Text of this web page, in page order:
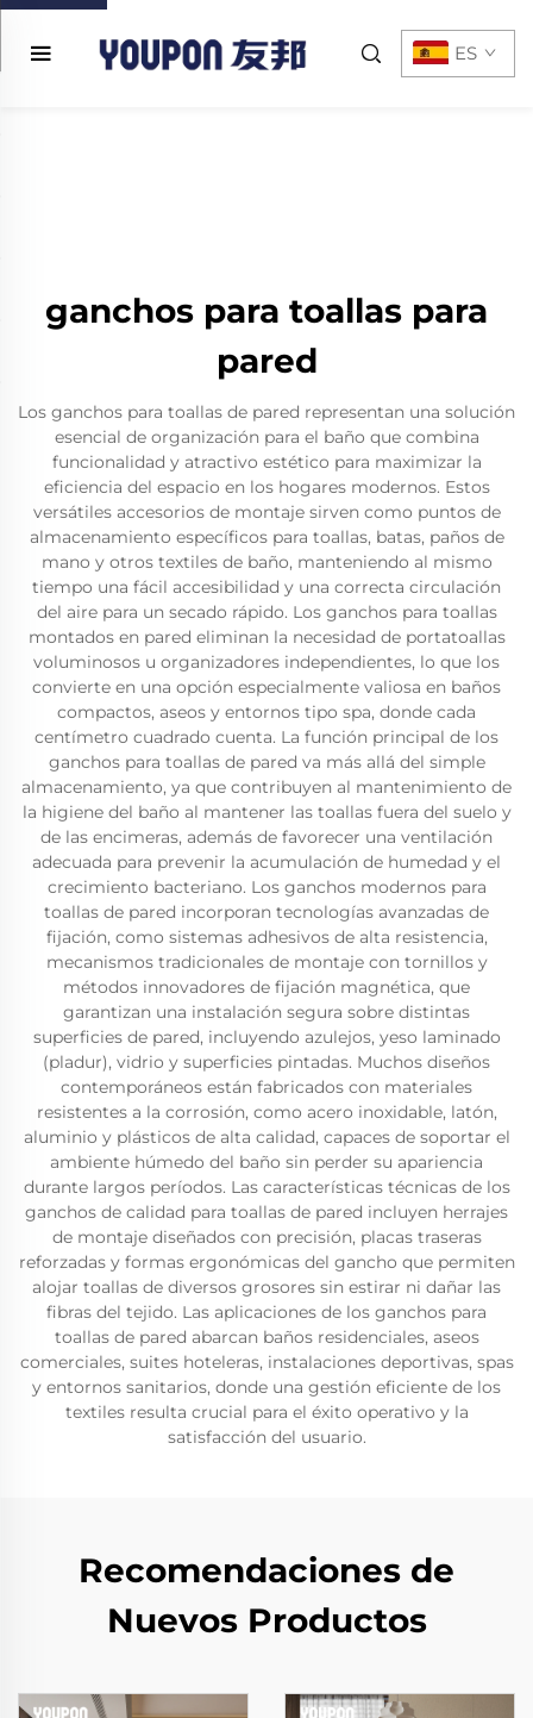
ES
ganchos para toallas para
pared
Los ganchos para toallas de pared representan una solución
esencial de organización para el baño que combina
funcionalidad y atractivo estético para maximizar la
eficiencia del espacio en los hogares modernos. Estos
versátiles accesorios de montaje sirven como puntos de
almacenamiento específicos para toallas, batas, paños de
mano y otros textiles de baño, manteniendo al mismo
tiempo una fácil accesibilidad y una correcta circulación
del aire para un secado rápido. Los ganchos para toallas
montados en pared eliminan la necesidad de portatoallas
voluminosos u organizadores independientes, lo que los
convierte en una opción especialmente valiosa en baños
compactos, aseos y entornos tipo spa, donde cada
centímetro cuadrado cuenta. La función principal de los
ganchos para toallas de pared va más allá del simple
almacenamiento, ya que contribuyen al mantenimiento de
la higiene del baño al mantener las toallas fuera del suelo y
de las encimeras, además de favorecer una ventilación
adecuada para prevenir la acumulación de humedad y el
crecimiento bacteriano. Los ganchos modernos para
toallas de pared incorporan tecnologías avanzadas de
fijación, como sistemas adhesivos de alta resistencia,
mecanismos tradicionales de montaje con tornillos y
métodos innovadores de fijación magnética, que
garantizan una instalación segura sobre distintas
superficies de pared, incluyendo azulejos, yeso laminado
(pladur), vidrio y superficies pintadas. Muchos diseños
contemporáneos están fabricados con materiales
resistentes a la corrosión, como acero inoxidable, latón,
aluminio y plásticos de alta calidad, capaces de soportar el
ambiente húmedo del baño sin perder su apariencia
durante largos períodos. Las características técnicas de los
ganchos de calidad para toallas de pared incluyen herrajes
de montaje diseñados con precisión, placas traseras
reforzadas y formas ergonómicas del gancho que permiten
alojar toallas de diversos grosores sin estirar ni dañar las
fibras del tejido. Las aplicaciones de los ganchos para
toallas de pared abarcan baños residenciales, aseos
comerciales, suites hoteleras, instalaciones deportivas, spas
y entornos sanitarios, donde una gestión eficiente de los
textiles resulta crucial para el éxito operativo y la
satisfacción del usuario.
Recomendaciones de
Nuevos Productos